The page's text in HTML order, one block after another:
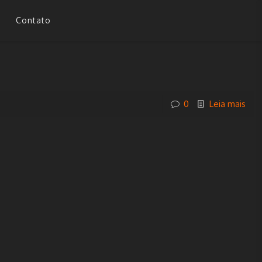
Contato
0 Leia mais